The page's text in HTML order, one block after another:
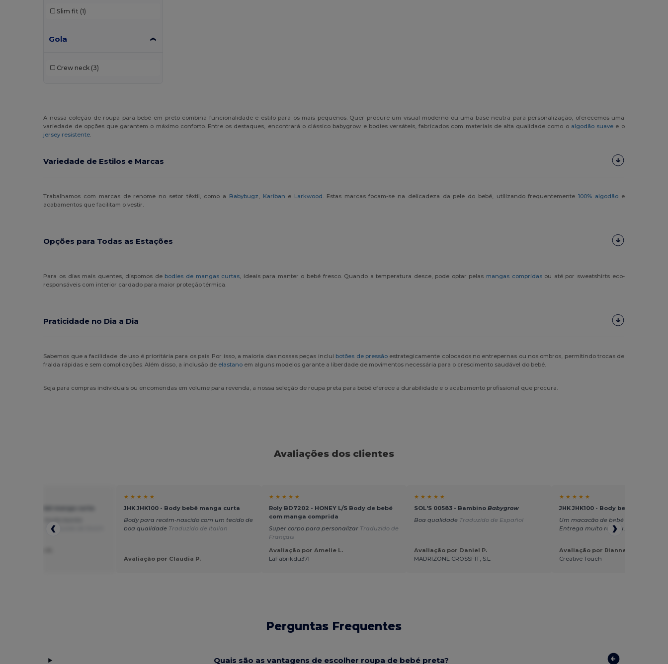
Slim fit (1)
Gola
Crew neck (3)
A nossa coleção de roupa para bebé em preto combina funcionalidade e estilo para os mais pequenos. Quer procure um visual moderno ou uma base neutra para personalização, oferecemos uma
variedade de opções que garantem o máximo conforto. Entre os destaques, encontrará o clássico babygrow e bodies versáteis, fabricados com materiais de alta qualidade como o algodão suave e o
jersey resistente
Variedade de Estilos e Marcas
Trabalhamos com marcas de renome no setor têxtil, como a Babybugz Kariban e Larkwood . Estas marcas focam-se na delicadeza da pele do bebé, utilizando frequentemente100% algodãoe
acabamentos que facilitam o vestir.
Opções para Todas as Estações
Para os dias mais quentes, dispomos de bodies de mangas curtas , ideais para manter o bebé fresco. Quando a temperatura desce, pode optar pelas mangas compridasou até por sweatshirts eco-
responsáveis com interior cardado para maior proteção térmica.
Praticidade no Dia a Dia
Sabemos que a facilidade de uso é prioritária para os pais. Por isso, a maioria das nossas peças inclui botões de pressãoestrategicamente colocados no entrepernas ou nos ombros, permitindo trocas de
fralda rápidas e sem complicações. Além disso, a inclusão de elastano em alguns modelos garante a liberdade de movimentos necessária para o crescimento saudável do bebé.
Seja para compras individuais ou encomendas em volume para revenda, a nossa seleção de roupa preta para bebé oferece a durabilidade e o acabamento profissional que procura.
Avaliações dos clientes
Traduzido de Dutch
★ ★ ★ ★ ★
JHK JHK100 - Body bebê manga curta
Body para recém-nascido com um tecido de
boa qualidade Traduzido de Italian
Avaliação por Claudia P.
★ ★ ★ ★ ★
Roly BD7202 - HONEY L/S Body de bebé
com manga comprida
Super corpo para personalizar Traduzido de
Français
Avaliação por Amelie L.
LaFabrikdu371
★ ★ ★ ★ ★
SOL'S 00583 - BambinoBabygrow
Boa qualidade Traduzido de Español
Avaliação por Daniel P.
MADRIZONE CROSSFIT, S.L.
★ ★ ★ ★ ★
JHK JHK100 - Body bebê manga
Um macacão de bebé muito bonito.
Entrega muito rápida.
Avaliação por Rianne H.
Creative Touch
Perguntas Frequentes
Quais são as vantagens de escolher roupa de bebé preta?